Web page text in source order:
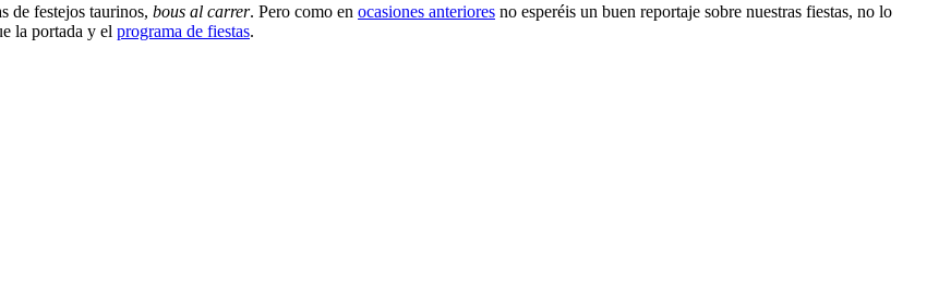
de festejos taurinos, bous al carrer. Pero como en ocasiones anteriores no esperéis un buen reportaje sobre nuestras fiestas, no lo
la portada y el programa de fiestas.